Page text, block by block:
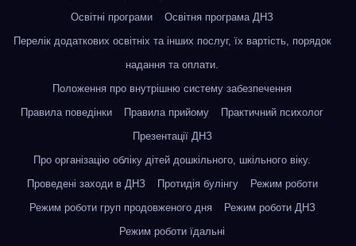
Освітні програми
Освітня програма ДНЗ
Перелік додаткових освітніх та інших послуг, їх вартість, порядок
надання та оплати.
Положення про внутрішню систему забезпечення
Правила поведінки
Правила прийому
Практичний психолог
Презентації ДНЗ
Про організацію обліку дітей дошкільного, шкільного віку.
Проведені заходи в ДНЗ
Протидія булінгу
Режим роботи
Режим роботи груп продовженого дня
Режим роботи ДНЗ
Режим роботи їдальні